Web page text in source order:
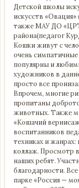
Детской школы
искусств
также МАУ ДО
района(педагог
Кошки живут с
очень
популярны и
художников в
просто все
Впрочем, многие
пропитаны
животных. Также
«Кошачий
воспитанников
техниках и жанрах:
коллаж. Просмотр
наших ребят.
благодарности.
парке «Россия —